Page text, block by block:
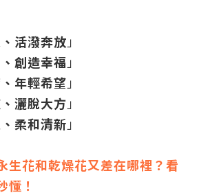
活潑奔放 」
創造幸福 」
年輕希望 」
灑脫大方 」
柔和清新 」
生花和乾燥花又差在哪裡？看
懂！